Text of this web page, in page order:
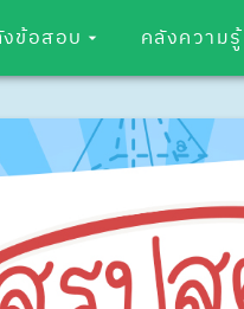
ข้อสอบ คลังความรู้